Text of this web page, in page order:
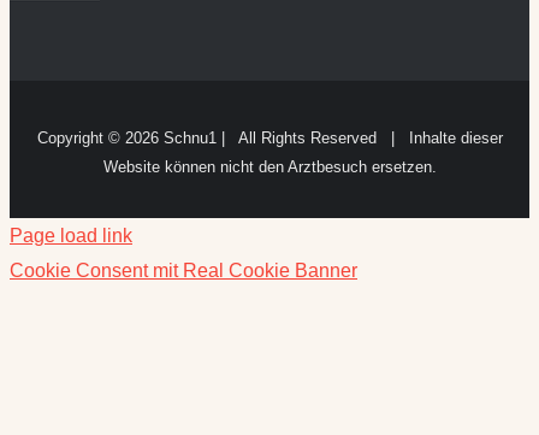
Copyright © 2026 Schnu1 | All Rights Reserved | Inhalte dieser
Website können nicht den Arztbesuch ersetzen.
Page load link
Cookie Consent mit Real Cookie Banner